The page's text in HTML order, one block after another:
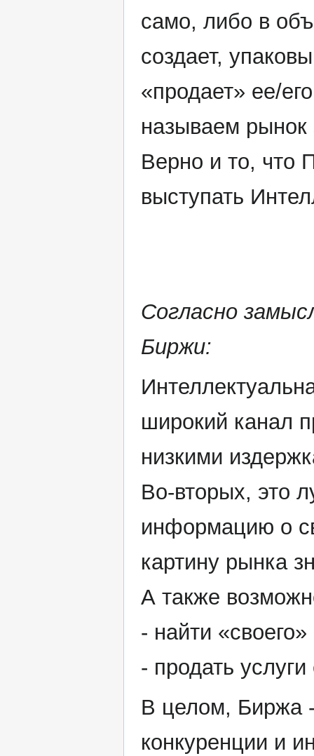
само, либо в
создает,
«продает» ее/
называем рынок
Верно и то,
выступать
Согласно
Биржи:
широкий канал
низкими
Во-вторых, это
информацию о
картину рынка
А также
- найти
- продать
В целом, Биржа
конкуренции и